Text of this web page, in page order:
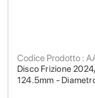
Disco Frizione
124.5mm -
Codice Prodotto :